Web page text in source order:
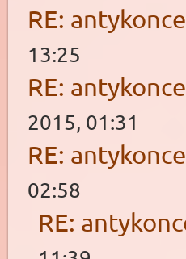
RE:
13:25
RE:
2015, 01:31
RE:
02:58
RE: